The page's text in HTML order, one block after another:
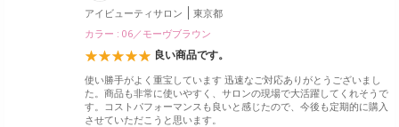
アイビューティサロン
東京都
カラー : 06／モーヴブラウン
良い商品です。
使い勝手がよく重宝しています 迅速なご対応ありがとうございまし
た。商品も非常に使いやすく、サロンの現場で大活躍してくれそうで
す。コストパフォーマンスも良いと感じたので、今後も定期的に購入
させていただこうと思います。